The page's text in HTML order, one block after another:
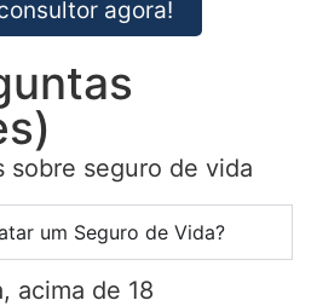
agora!
sobre seguro de vida
um Seguro de Vida?
acima de 18